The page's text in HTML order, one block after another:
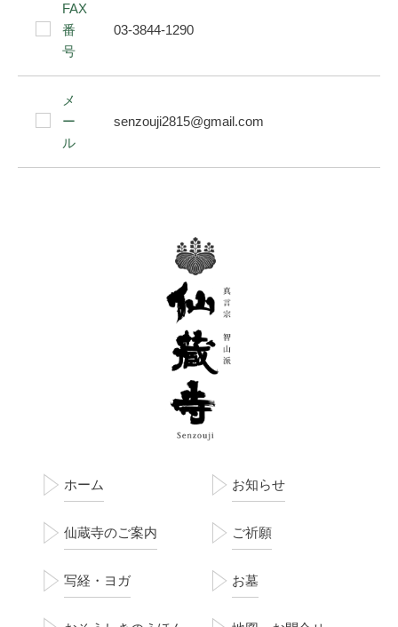
FAX
番
号
03-3844-1290
メ
ー
ル
senzouji2815@gmail.com
ホーム お知らせ
仙蔵寺のご案内 ご祈願
写経・ヨガ お墓